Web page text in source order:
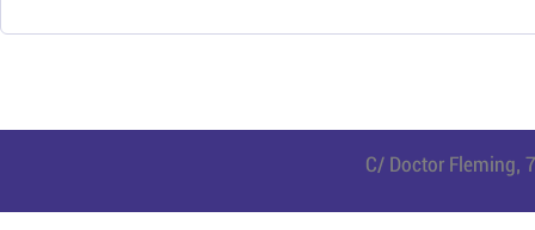
C/ Doctor Fleming,